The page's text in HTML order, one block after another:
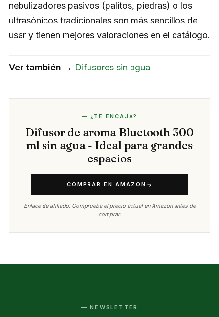
nebulizadores pasivos (palitos, piedras) o los
ultrasónicos tradicionales son más sencillos de
usar y tienen mejores valoraciones en el catálogo.
Ver también → Difusores sin agua
— ¿TE ENCAJA?
Difusor de aroma Bluetooth 300
ml sin agua - Ideal para grandes
espacios
COMPRAR EN AMAZON
Enlace de afiliado. Comprueba el precio actual en Amazon antes de
comprar.
— NEWSLETTER